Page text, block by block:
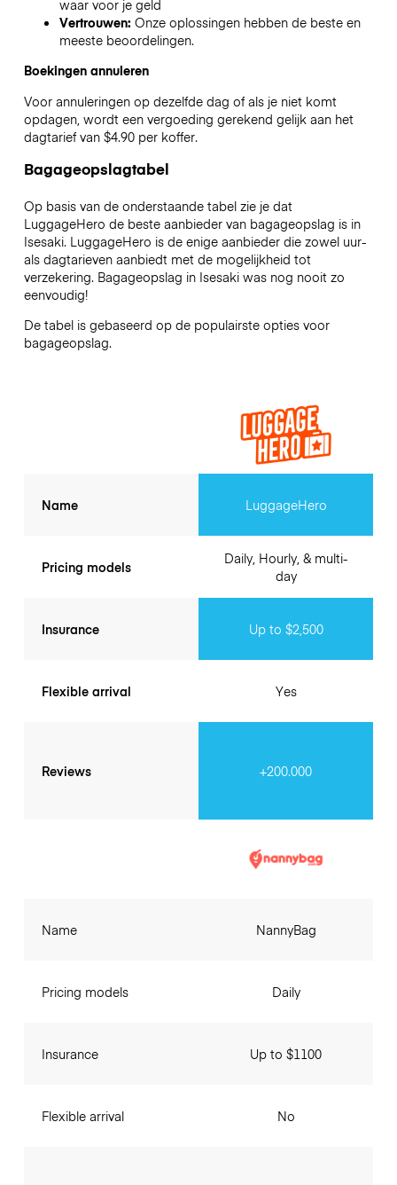
waar voor je geld
Vertrouwen: Onze oplossingen hebben de beste en
meeste beoordelingen.
Boekingen annuleren
Voor annuleringen op dezelfde dag of als je niet komt
opdagen, wordt een vergoeding gerekend gelijk aan het
dagtarief van $4.90 per koffer.
Bagageopslagtabel
Op basis van de onderstaande tabel zie je dat
LuggageHero de beste aanbieder van bagageopslag is in
Isesaki. LuggageHero is de enige aanbieder die zowel uur-
als dagtarieven aanbiedt met de mogelijkheid tot
verzekering. Bagageopslag in Isesakiwas nog nooit zo
eenvoudig!
De tabel is gebaseerd op de populairste opties voor
bagageopslag.
Name
Pricing models
Insurance
Flexible arrival
Reviews
LuggageHero
Daily, Hourly, & multi-
day
Up to $2,500
Yes
+200.000
Name
Pricing models
Insurance
Flexible arrival
NannyBag
Daily
Up to $1100
No